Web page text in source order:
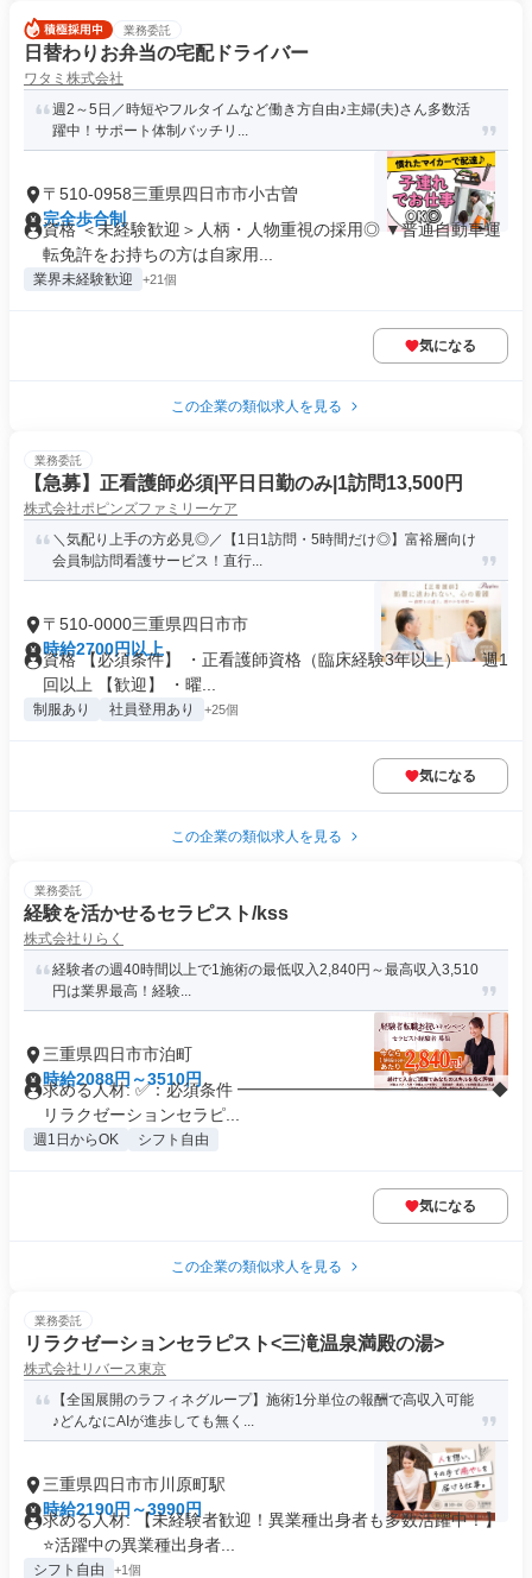
業務委託
日替わりお弁当の宅配ドライバー
ワタミ株式会社
週2～5日／時短やフルタイムなど働き方自由♪主婦(夫)さん多数活
躍中！サポート体制バッチリ...
〒510-0958三重県四日市市小古曽
完全歩合制
資格 ＜未経験歓迎＞人柄・人物重視の採用◎ ▼普通自動車運
転免許をお持ちの方は自家用...
業界未経験歓迎 +21個
気になる
この企業の類似求人を見る
業務委託
【急募】正看護師必須|平日日勤のみ|1訪問13,500円
株式会社ポピンズファミリーケア
＼気配り上手の方必見◎／【1日1訪問・5時間だけ◎】富裕層向け
会員制訪問看護サービス！直行...
〒510-0000三重県四日市市
時給2700円以上
資格 【必須条件】 ・正看護師資格（臨床経験3年以上） ・週1
回以上 【歓迎】 ・曜...
制服あり 社員登用あり +25個
気になる
この企業の類似求人を見る
業務委託
経験を活かせるセラピスト/kss
株式会社りらく
経験者の週40時間以上で1施術の最低収入2,840円～最高収入3,510
円は業界最高！経験...
三重県四日市市泊町
時給2088円～3510円
求める人材: ✅：必須条件 ━━━━━━━━━━━━━━━ ◆
リラクゼーションセラピ...
週1日からOK シフト自由
気になる
この企業の類似求人を見る
業務委託
リラクゼーションセラピスト<三滝温泉満殿の湯>
株式会社リバース東京
【全国展開のラフィネグループ】施術1分単位の報酬で高収入可能
♪どんなにAIが進歩しても無く...
三重県四日市市川原町駅
時給2190円～3990円
求める人材: 【未経験者歓迎！異業種出身者も多数活躍中！】
⭐️活躍中の異業種出身者...
シフト自由 +1個